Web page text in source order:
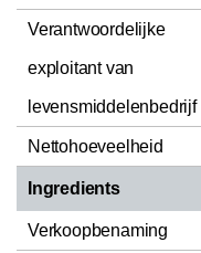
Verantwoordelijke
exploitant van
levensmiddelenbedrijf
Nettohoeveelheid
Ingredients
Verkoopbenaming